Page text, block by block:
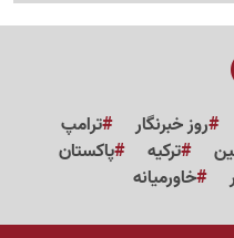
روز خبرنگار
ترامپ
ترکیه
پاکستان
خاورمیانه